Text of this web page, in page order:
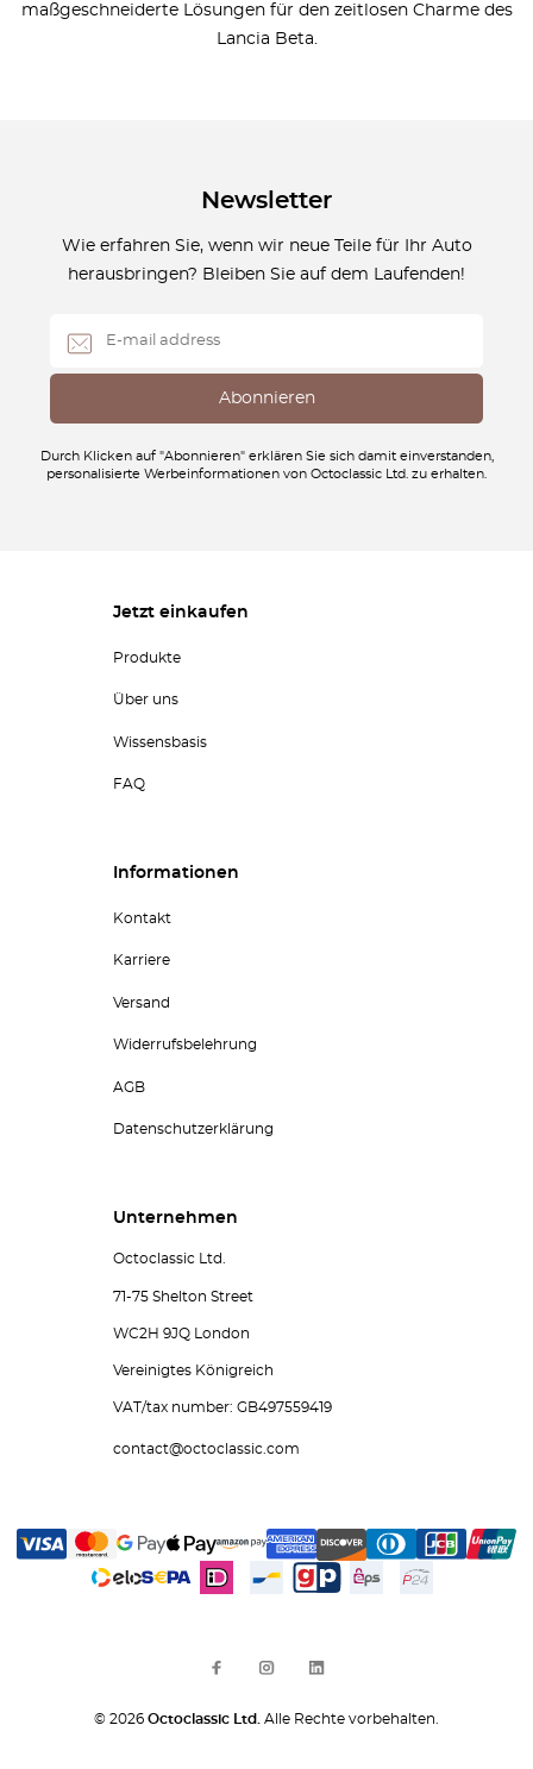
maßgeschneiderte Lösungen für den zeitlosen Charme des
Lancia Beta.
Newsletter
Wie erfahren Sie, wenn wir neue Teile für Ihr Auto
herausbringen? Bleiben Sie auf dem Laufenden!
Durch Klicken auf "Abonnieren" erklären Sie sich damit einverstanden,
personalisierte Werbeinformationen von Octoclassic Ltd. zu erhalten.
Jetzt einkaufen
Produkte
Über uns
Wissensbasis
FAQ
Informationen
Kontakt
Karriere
Versand
Widerrufsbelehrung
AGB
Datenschutzerklärung
Unternehmen
Octoclassic Ltd.
71-75 Shelton Street
WC2H 9JQ London
Vereinigtes Königreich
VAT/tax number: GB497559419
contact@octoclassic.com
© 2026 Octoclassic Ltd. Alle Rechte vorbehalten.